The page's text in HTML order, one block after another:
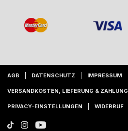
AGB DATENSCHUTZ IMPRESSUM
VERSANDKOSTEN, LIEFERUNG & ZAHLUNG
PRIVACY-EINSTELLUNGEN WIDERRUF